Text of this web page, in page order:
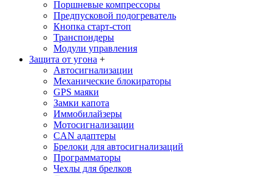
Поршневые компрессоры
Предпусковой подогреватель
Кнопка старт-стоп
Транспондеры
Модули управления
Защита от угона +
Автосигнализации
Механические блoкираторы
GPS маяки
Замки капота
Иммобилайзеры
Мотосигнализации
CAN адаптеры
Брелоки для автосигнализаций
Программаторы
Чехлы для брелков